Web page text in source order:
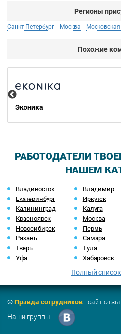
Регионы
Санкт-Петербург Москва
Похожие
Эконика
РАБОТОДАТЕЛИ
НАШЕМ
Владивосток Владимир
Екатеринбург
Иркутск
Калининград
Калуга
Красноярск
Москва
Новосибирск
Пермь
Рязань
Самара
Тверь
Тула
Уфа
Хабаровск
Полный
©Правда сотрудников- сайт
Наши группы: